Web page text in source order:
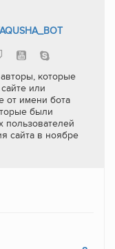
которые
или
от имени бота
были
пользователей
сайта в ноябре